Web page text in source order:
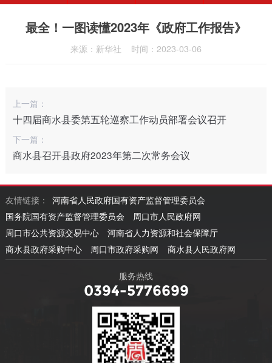
最全！一图读懂2023年《政府工作报告》
来源：新华社 时间：2023-03-06
上一篇：
十四届商水县委第五轮巡察工作动员部署会议召开
下一篇：
商水县召开县政府2023年第二次常务会议
友情链接：
河南省人民政府国有资产监督管理委员会
国务院国有资产监督管理委员会
周口市人民政府网
周口市公共资源交易中心
河南省人力资源和社会保障厅
商水县政府采购中心
周口市政府采购网 商水县人民政府网
服务热线
0394-5776699